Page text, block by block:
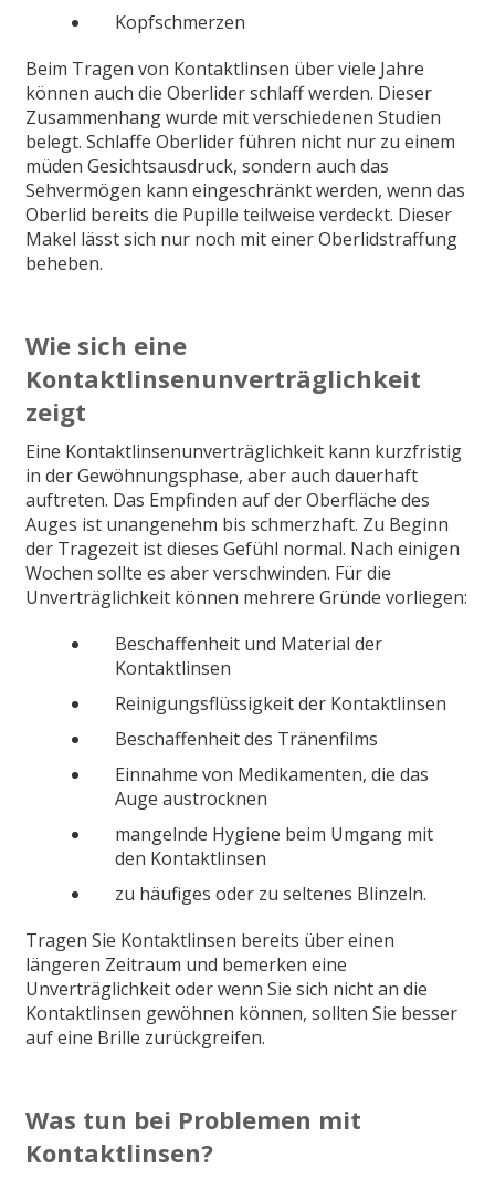
Kopfschmerzen
Beim Tragen von Kontaktlinsen über viele Jahre
können auch die Oberlider schlaff werden. Dieser
Zusammenhang wurde mit verschiedenen Studien
belegt. Schlaffe Oberlider führen nicht nur zu einem
müden Gesichtsausdruck, sondern auch das
Sehvermögen kann eingeschränkt werden, wenn das
Oberlid bereits die Pupille teilweise verdeckt. Dieser
Makel lässt sich nur noch mit einer Oberlidstraffung
beheben.
Wie sich eine
Kontaktlinsenunverträglichkeit
zeigt
Eine Kontaktlinsenunverträglichkeit kann kurzfristig
in der Gewöhnungsphase, aber auch dauerhaft
auftreten. Das Empfinden auf der Oberfläche des
Auges ist unangenehm bis schmerzhaft. Zu Beginn
der Tragezeit ist dieses Gefühl normal. Nach einigen
Wochen sollte es aber verschwinden. Für die
Unverträglichkeit können mehrere Gründe vorliegen:
Beschaffenheit und Material der
Kontaktlinsen
Reinigungsflüssigkeit der Kontaktlinsen
Beschaffenheit des Tränenfilms
Einnahme von Medikamenten, die das
Auge austrocknen
mangelnde Hygiene beim Umgang mit
den Kontaktlinsen
zu häufiges oder zu seltenes Blinzeln.
Tragen Sie Kontaktlinsen bereits über einen
längeren Zeitraum und bemerken eine
Unverträglichkeit oder wenn Sie sich nicht an die
Kontaktlinsen gewöhnen können, sollten Sie besser
auf eine Brille zurückgreifen.
Was tun bei Problemen mit
Kontaktlinsen?